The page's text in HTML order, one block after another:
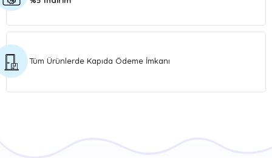
Tüm Ürünlerde Kapıda Ödeme İmkanı